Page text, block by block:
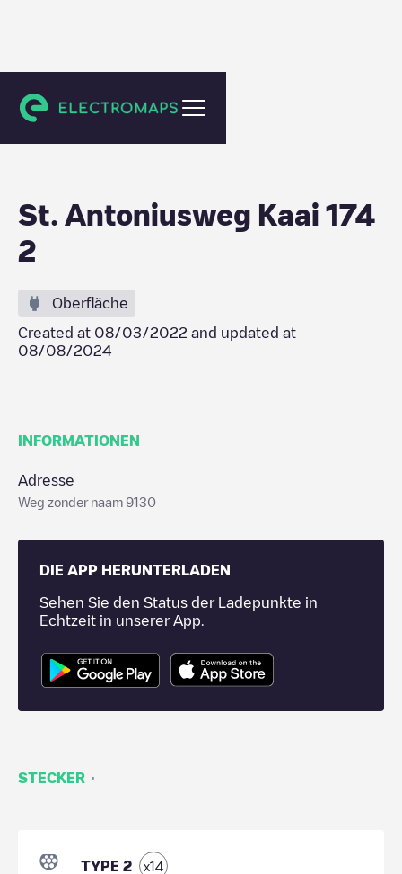
Beveren
St. Antoniusweg Kaai 174
2
Oberfläche
Created at 08/03/2022 and updated at
08/08/2024
INFORMATIONEN
Adresse
Weg zonder naam 9130
DIE APP HERUNTERLADEN
Sehen Sie den Status der Ladepunkte in
Echtzeit in unserer App.
STECKER ·
TYPE 2 x14